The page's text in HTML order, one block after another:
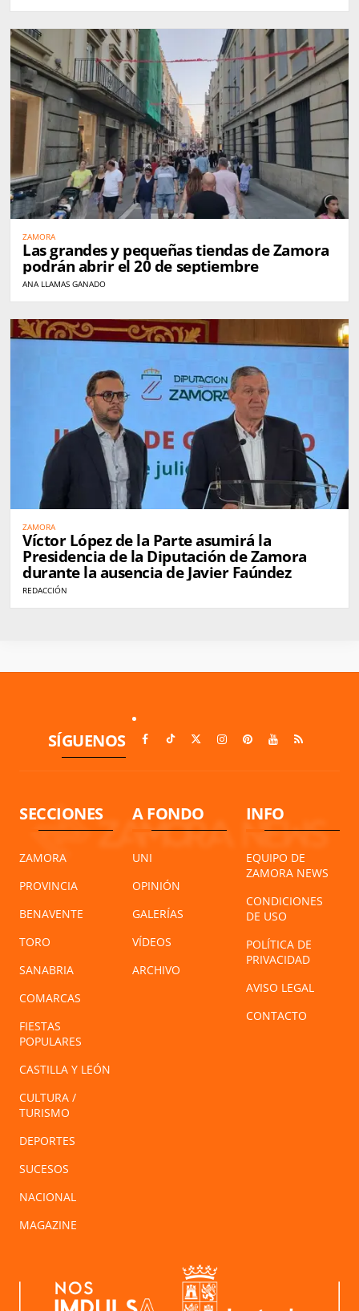
ZAMORA
Las grandes y pequeñas tiendas de Zamora
podrán abrir el 20 de septiembre
ANA LLAMAS GANADO
ZAMORA
Víctor López de la Parte asumirá la
Presidencia de la Diputación de Zamora
durante la ausencia de Javier Faúndez
REDACCIÓN
SÍGUENOS
SECCIONES
ZAMORA
PROVINCIA
BENAVENTE
TORO
SANABRIA
COMARCAS
FIESTAS
POPULARES
CASTILLA Y LEÓN
CULTURA /
TURISMO
DEPORTES
SUCESOS
NACIONAL
MAGAZINE
A FONDO
UNI
OPINIÓN
GALERÍAS
VÍDEOS
ARCHIVO
INFO
EQUIPO DE
ZAMORA NEWS
CONDICIONES
DE USO
POLÍTICA DE
PRIVACIDAD
AVISO LEGAL
CONTACTO